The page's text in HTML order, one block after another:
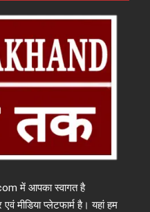
में आपका स्वागत है
मीडिया प्लेटफार्म है। यहां हम